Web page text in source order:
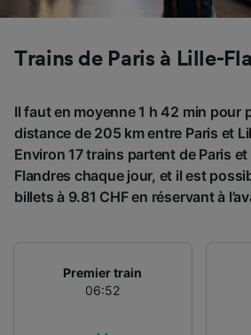
Trains de Paris à Lille-
Il faut en moyenne 1 h 42 min pour
distance de 205 km entre Paris et
Environ 17 trains partent de Paris
Flandres chaque jour, et il est
billets à 9.81 CHF en réservant à
Premier train
06:52
Utiliser des données de
caractéristiques de l’appareil
l’identification. Stocker et/ou
contenu personnalisés, mesure
performance des publicités et
études d’audience et
services.
Liste de nos partenaires